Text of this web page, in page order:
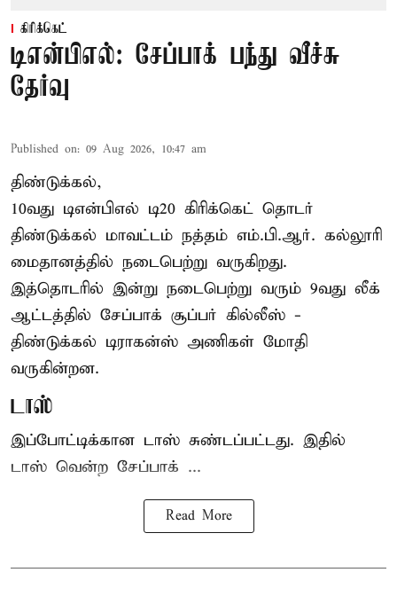
கிரிக்கெட்
டிஎன்பிஎல்: சேப்பாக் பந்து வீச்சு
தேர்வு
Published on: 09 Aug 2026, 10:47 am
திண்டுக்கல்,
10வது டிஎன்பிஎல் டி20 கிரிக்கெட் தொடர்
திண்டுக்கல் மாவட்டம் நத்தம் எம்.பி.ஆர். கல்லூரி
மைதானத்தில் நடைபெற்று வருகிறது.
இத்தொடரில் இன்று நடைபெற்று வரும் 9வது லீக்
ஆட்டத்தில் சேப்பாக் சூப்பர் கில்லீஸ் -
திண்டுக்கல் டிராகன்ஸ் அணிகள் மோதி
வருகின்றன.
டாஸ்
இப்போட்டிக்கான டாஸ் சுண்டப்பட்டது. இதில்
டாஸ் வென்ற சேப்பாக் ...
Read More